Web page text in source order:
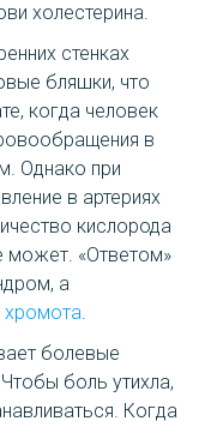
холестерина.
стенках
бляшки, что
когда человек
в
Однако при
в артериях
кислорода
может. «Ответом»
а
хромота.
болевые
боль утихла,
Когда